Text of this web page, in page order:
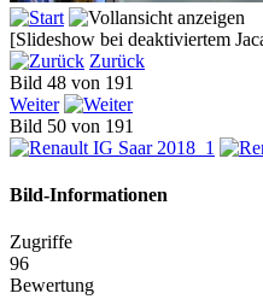
[Slideshow bei deaktiviertem
Zurück
Bild 48 von 191
Weiter
Bild 50 von 191
Bild-Informationen
Zugriffe
96
Bewertung